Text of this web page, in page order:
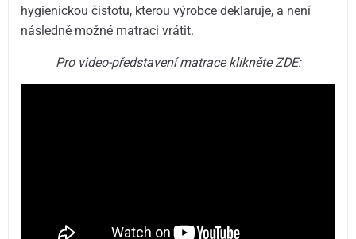
hygienickou čistotu, kterou výrobce deklaruje, a není
následně možné matraci vrátit.
Pro video-představení matrace klikněte ZDE: